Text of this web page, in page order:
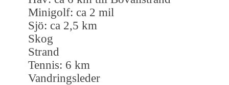
Minigolf: ca 2 mil
Sjö: ca 2,5 km
Skog
Strand
Tennis: 6 km
Vandringsleder